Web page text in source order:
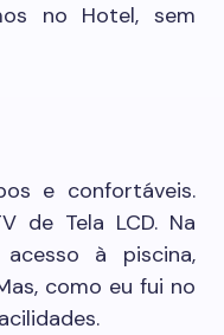
no Hotel, sem
e confortáveis.
de Tela LCD. Na
à piscina,
como eu fui no